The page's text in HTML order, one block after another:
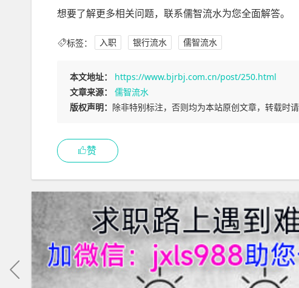
想要了解更多相关问题，联系儒智流水为您全面解答。
标签： 入职 银行流水 儒智流水
本文地址：
https://www.bjrbj.com.cn/post/250.html
文章来源：
儒智流水
版权声明： 除非特别标注，否则均为本站原创文章，转载时
赞